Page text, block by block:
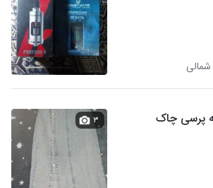
شمالی
پرسی چاک
۳